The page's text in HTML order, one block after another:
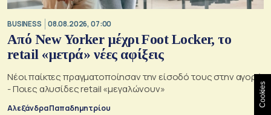
BUSINESS 08.08.2026, 07:00
Από New Yorker μέχρι Foot Locker, το
retail «μετρά» νέες αφίξεις
Νέοι παίκτες πραγματοποίησαν την είσοδό τους στην αγορά
- Ποιες αλυσίδες retail «μεγαλώνουν»
Αλεξάνδρα Παπαδημητρίου
Cookies